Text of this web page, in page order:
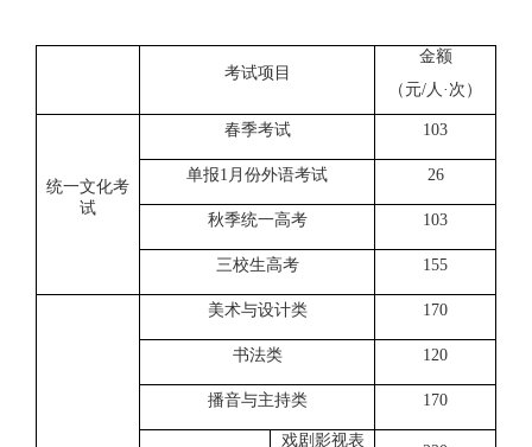
考试项目
金额
（元/人·次）
统一文化考
试
春季考试 103
单报1月份外语考试 26
秋季统一高考 103
三校生高考 155
美术与设计类 170
书法类 120
播音与主持类 170
戏剧影视表